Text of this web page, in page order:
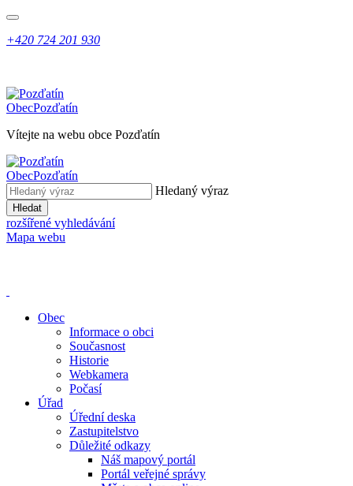
+420 724 201 930
ObecPozďatín
Vítejte na webu obce Pozďatín
ObecPozďatín
Hledaný výraz
Hledat
rozšířené vyhledávání
Mapa webu
Obec
Informace o obci
Současnost
Historie
Webkamera
Počasí
Úřad
Úřední deska
Zastupitelstvo
Důležité odkazy
Náš mapový portál
Portál veřejné správy